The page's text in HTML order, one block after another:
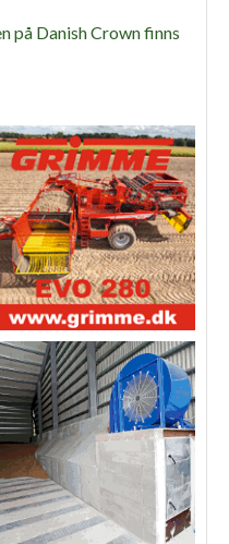
på Danish Crown finns